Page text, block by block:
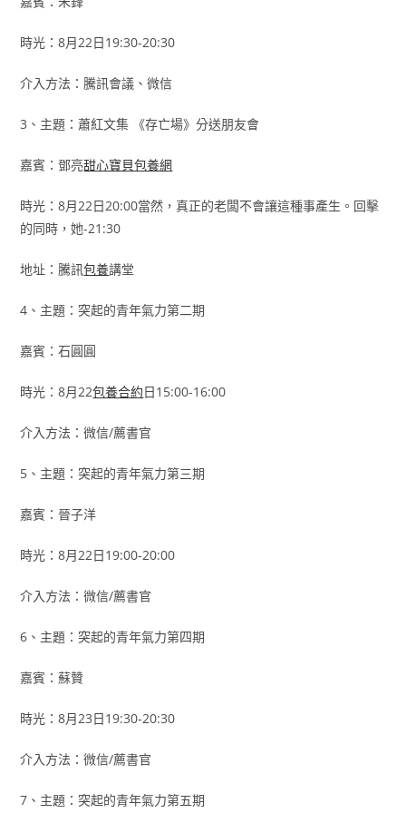
時光：8月22日19:30-20:30
介入方法：騰訊會議、微信
3、主題：蕭紅文集 《存亡場》分送朋友會
嘉賓：鄧亮甜心寶貝包養網
時光：8月22日20:00當然，真正的老闆不會讓這種事產生。回擊
的同時，她-21:30
地址：騰訊包養講堂
4、主題：突起的青年氣力第二期
嘉賓：石圓圓
時光：8月22包養合約日15:00-16:00
介入方法：微信/薦書官
5、主題：突起的青年氣力第三期
嘉賓：晉子洋
時光：8月22日19:00-20:00
介入方法：微信/薦書官
6、主題：突起的青年氣力第四期
嘉賓：蘇贊
時光：8月23日19:30-20:30
介入方法：微信/薦書官
7、主題：突起的青年氣力第五期